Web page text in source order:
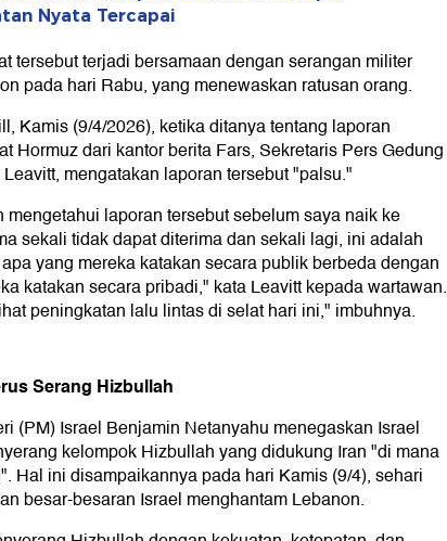
Nyata Tercapai
tersebut terjadi bersamaan dengan serangan militer
pada hari Rabu, yang menewaskan ratusan orang.
Kamis (9/4/2026), ketika ditanya tentang laporan
Hormuz dari kantor berita Fars, Sekretaris Pers Gedung
mengatakan laporan tersebut "palsu."
mengetahui laporan tersebut sebelum saya naik ke
sekali tidak dapat diterima dan sekali lagi, ini adalah
yang mereka katakan secara publik berbeda dengan
katakan secara pribadi," kata Leavitt kepada wartawan.
peningkatan lalu lintas di selat hari ini," imbuhnya.
Serang Hizbullah
(PM) Israel Benjamin Netanyahu menegaskan Israel
kelompok Hizbullah yang didukung Iran "di mana
Hal ini disampaikannya pada hari Kamis (9/4), sehari
besar-besaran Israel menghantam Lebanon.